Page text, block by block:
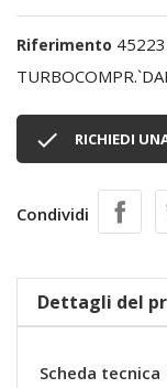
Riferimento
 RICHIEDI
Condividi
Dettagli del
Scheda tecnica